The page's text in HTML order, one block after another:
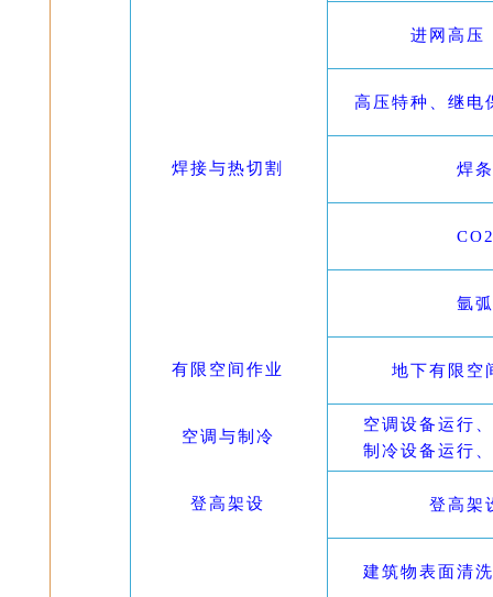
进网高压
高压特种、继电
焊接与热切割 焊
氩
有限空间作业 地下有限空
空调与制冷
空调设备运行
制冷设备运行
登高架设 登高架
建筑物表面清